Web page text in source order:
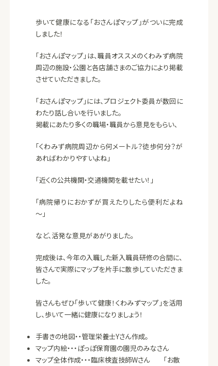
歩いて健康になる「おさんぽマップ」がついに完成
しました！
「おさんぽマップ」は、職員オススメのくわみず病院
周辺の施設・公園と各店舗さまのご協力により掲載
させていただきました。
「おさんぽマップ」には、プロジェクト委員が数回に
わたり話し合いを行いました。
掲載にあたり多くの職場・職員から意見をもらい、
「くわみず病院周辺から何メートル？徒歩何分？が
あればわかりやすいよね」
「近くの公共機関・交通機関を載せたい！」
「病院帰りにおかずが買えたりしたら便利だよね
～」
など、活発な意見があがりました。
完成後は、今年の入職した新入職員研修の合間に、
皆さんで実際にマップを片手に散歩していただきま
した。
皆さんもぜひ「歩いて健康！くわみずマップ」を活用
し、歩いて一緒に健康になりましょう！
手書きの地図・・管理栄養士Yさん作成。
マップ内絵・・・ぽっぽ保育園の園児のみなさん
マップ全体作成・・・臨床検査技師Wさん 「お散